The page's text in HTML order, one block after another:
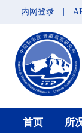
内网登录
首页 所